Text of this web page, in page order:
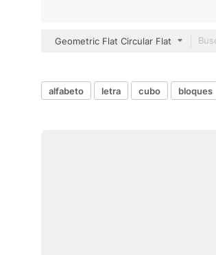
Geometric Flat Circular Flat
alfabeto letra cubo bloques